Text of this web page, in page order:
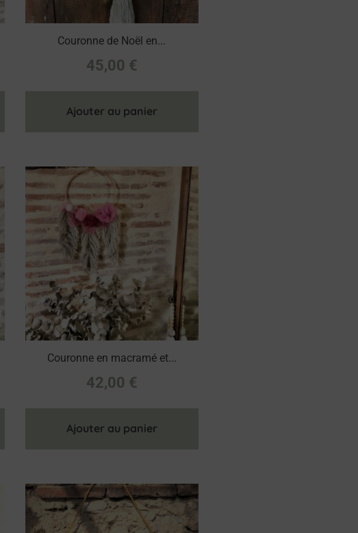
Couronne de Noël en...
45,00 €
Ajouter au panier
Couronne en macramé et...
42,00 €
Ajouter au panier